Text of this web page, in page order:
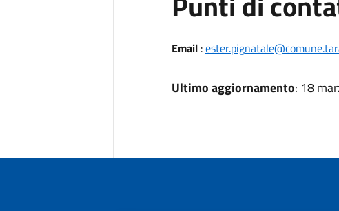
Email:
Ultimo aggiornamento: 18